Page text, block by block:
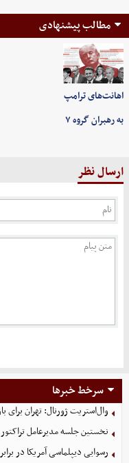
مطالب پیشنهادی
اهانت‌های ترامپ
به رهبران گروه ۷
ارسال نظر
سرخط خبرها
وال‌استریت ژورنال: تهران برای بازگشایی تنگه
نخستین جلسه مدیرعامل تراکتور
رسوایی دیپلماسی آمریکا در